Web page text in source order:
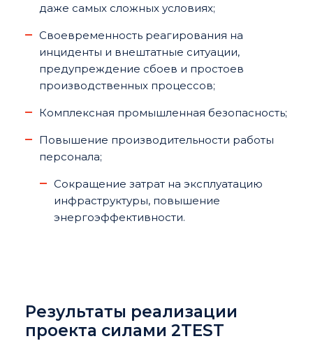
даже самых сложных условиях;
Своевременность реагирования на
инциденты и внештатные ситуации,
предупреждение сбоев и простоев
производственных процессов;
Комплексная промышленная безопасность;
Повышение производительности работы
персонала;
Сокращение затрат на эксплуатацию
инфраструктуры, повышение
энергоэффективности.
Результаты реализации
проекта силами 2TEST